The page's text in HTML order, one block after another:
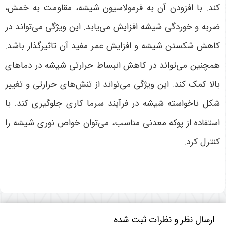
کند. با افزودن آن به فرمولاسیون شیشه، مقاومت به خمش،
ضربه و خوردگی شیشه افزایش می‌یابد. این ویژگی می‌تواند در
کاهش شکستن شیشه و افزایش عمر مفید آن تاثیرگذار باشد.
همچنین می‌تواند در کاهش انبساط حرارتی شیشه در دماهای
بالا کمک کند. این ویژگی می‌تواند از تنش‌های حرارتی و تغییر
شکل ناخواسته شیشه در فرآیند سرما کاری جلوگیری کند. با
استفاده از پوکه معدنی مناسب، می‌توان خواص نوری شیشه را
کنترل کرد.
ارسال نظر و نظرات ثبت شده